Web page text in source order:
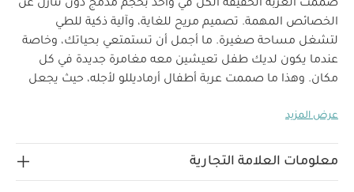
صممت العربة الخفيفة الكل في واحد بحجم مدمج دون تنازل عن
الخصائص المهمة. تصميم مريح للغاية، وآلية ذكية للطي
لتشغل مساحة صغيرة. ما أجمل أن تستمتعي بحياتك، وخاصة
عندما يكون لديك طفل تعيشين معه مغامرة جديدة في كل
مكان. وهذا ما صممت عربة أطفال أرماديللو لأجله، حيث يجعل
أي نقصان فيما يجده طفلك من راحة.
عرض المزيد
معلومات العلامة التجارية